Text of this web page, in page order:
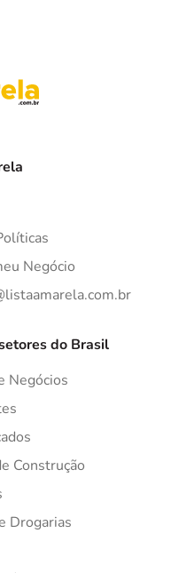
Negócio
do Brasil
Negócios
Construção
Drogarias